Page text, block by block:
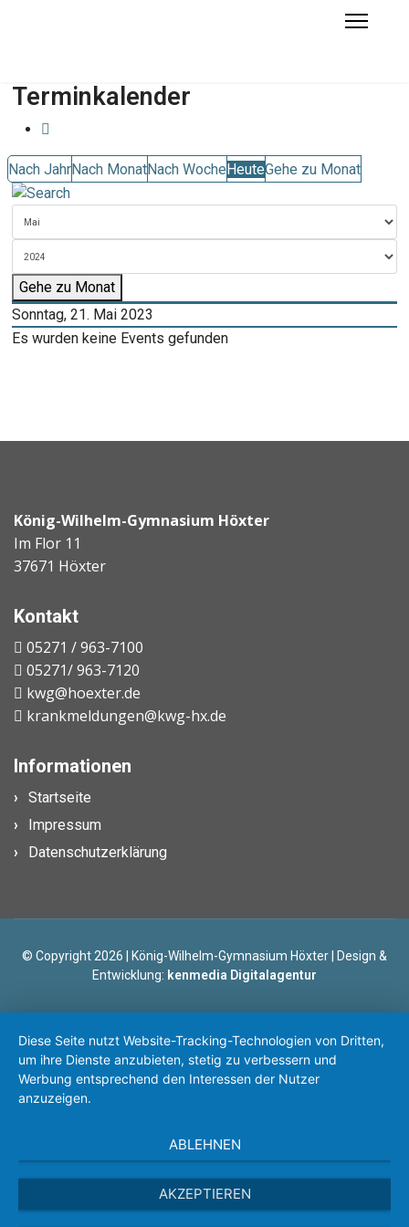
Terminkalender
Nach JahrNach MonatNach WocheHeuteGehe zu Monat
Gehe zu Monat
Sonntag, 21. Mai 2023
Es wurden keine Events gefunden
König-Wilhelm-Gymnasium Höxter
Im Flor 11
37671 Höxter
Kontakt
05271 / 963-7100
05271/ 963-7120
kwg@hoexter.de
krankmeldungen@kwg-hx.de
Informationen
Startseite
Impressum
Datenschutzerklärung
© Copyright 2026 | König-Wilhelm-Gymnasium Höxter | Design &
Entwicklung: kenmedia Digitalagentur
Diese Seite nutzt Website-Tracking-Technologien von Dritten,
um ihre Dienste anzubieten, stetig zu verbessern und
Werbung entsprechend den Interessen der Nutzer
anzuzeigen.
ABLEHNEN
AKZEPTIEREN